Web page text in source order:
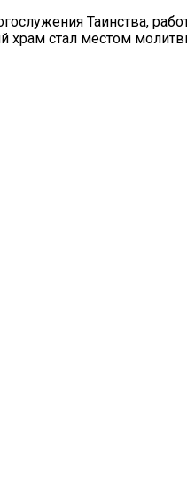
Таинства,
стал местом